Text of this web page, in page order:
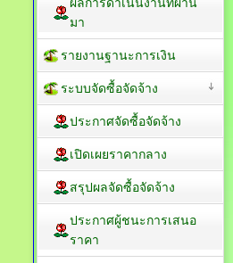
มา
รายงานฐานะการเงิน
ระบบจัดซื้อจัดจ้าง
ประกาศจัดซื้อจัดจ้าง
เปิดเผยราคากลาง
สรุปผลจัดซื้อจัดจ้าง
ประกาศผู้ชนะการเสนอ
ราคา